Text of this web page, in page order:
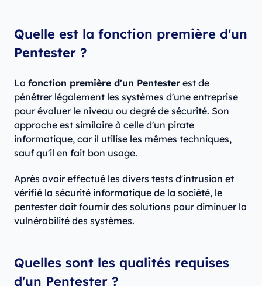
Quelle est la fonction première d'un
Pentester ?
La fonction première d'un Pentester est de
pénétrer légalement les systèmes d'une entreprise
pour évaluer le niveau ou degré de sécurité. Son
approche est similaire à celle d'un pirate
informatique, car il utilise les mêmes techniques,
sauf qu'il en fait bon usage.
Après avoir effectué les divers tests d'intrusion et
vérifié la sécurité informatique de la société, le
pentester doit fournir des solutions pour diminuer la
vulnérabilité des systèmes.
Quelles sont les qualités requises
d'un Pentester ?